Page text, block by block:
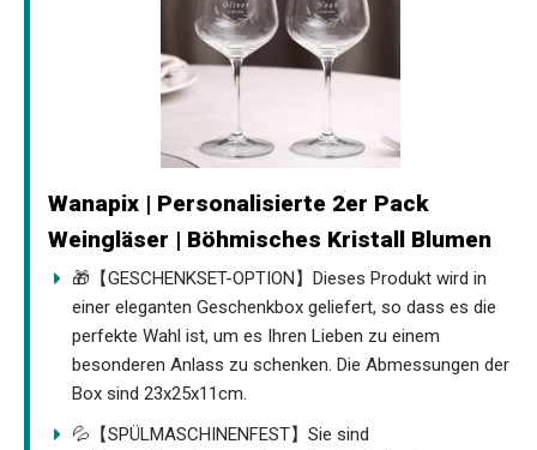
Wanapix | Personalisierte 2er Pack
Weingläser | Böhmisches Kristall Blumen
🎁【GESCHENKSET-OPTION】Dieses Produkt wird in
einer eleganten Geschenkbox geliefert, so dass es die
perfekte Wahl ist, um es Ihren Lieben zu einem
besonderen Anlass zu schenken. Die Abmessungen der
Box sind 23x25x11cm.
💦【SPÜLMASCHINENFEST】Sie sind